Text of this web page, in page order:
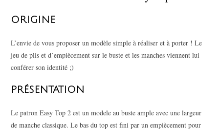
ORIGINE
L’envie de vous proposer un modèle simple à réaliser et à porter ! Le
jeu de plis et d’empiècement sur le buste et les manches viennent lui
conférer son identité ;)
PRÉSENTATION
Le patron Easy Top 2 est un modele au buste ample avec une largeur
de manche classique. Le bas du top est fini par un empiècement pour